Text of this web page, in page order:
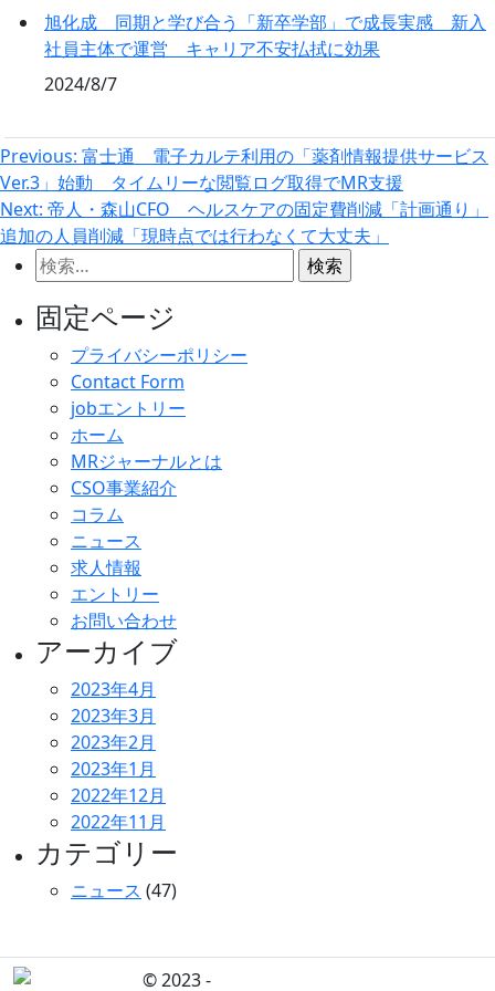
旭化成 同期と学び合う「新卒学部」で成長実感 新入
社員主体で運営 キャリア不安払拭に効果
2024/8/7
投
稿
ナ
ビ
ー
Previous: 富士通 電子カルテ利用の「薬剤情報提供サービス
Ver.3」始動 タイムリーな閲覧ログ取得でMR支援
Next: 帝人・森山CFO ヘルスケアの固定費削減「計画通り」
追加の人員削減「現時点では行わなくて大丈夫」
検
索:
固定ページ
プライバシーポリシー
Contact Form
jobエントリー
ホーム
MRジャーナルとは
CSO事業紹介
コラム
ニュース
求人情報
エントリー
お問い合わせ
アーカイブ
2023年4月
2023年3月
2023年2月
2023年1月
2022年12月
2022年11月
カテゴリー
ニュース (47)
© 2023 -